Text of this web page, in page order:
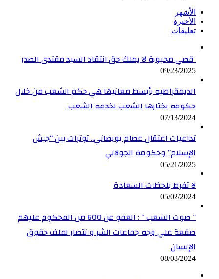
الأشهر
الأخيرة
تعليقات
قصي محبوبة لا يملك حق انتقاد السيد مقتدى الصدر
09/23/2025
الديمقراطيه بأبسط معانيها هي حكم الشعب من خلال
حكومه يختارها الشعب لخدمه الشعب .
07/13/2024
تداعيات اعتقال عصام بويضاني.. توترات بين “جيش
الإسلام” وحكومة الجولاني
05/21/2025
لا تفرط بلحظات السعادة
05/02/2024
” صوت الشعب ” : العفو عن 600 من المحكوم عليهم
صفعة علي وجه جماعات الشر وانتصار لملف حقوق
الإنسان
08/08/2024